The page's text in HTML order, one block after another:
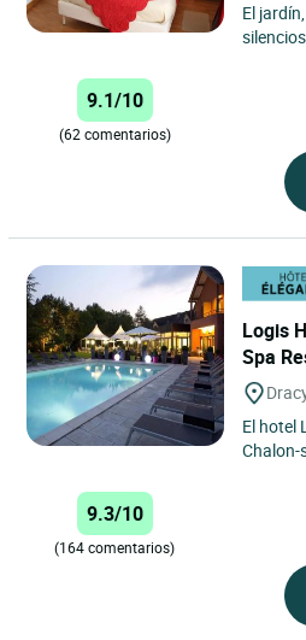
El
salón
9.1/10
(62 comentarios)
Logis
Spa
El hotel
Chalon-
una
9.3/10
(164 comentarios)